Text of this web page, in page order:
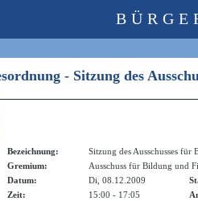
- Sitzung des
Bezeichnung:
Sitzung des Ausschusses für
Gremium:
Ausschuss für Bildung und
Datum:
Di, 08.12.2009
Zeit:
15:00 - 17:05